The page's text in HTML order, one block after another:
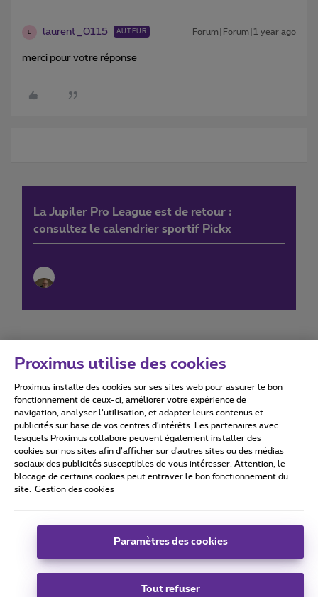
laurent_0115 AUTEUR Forum|Forum|1 year ago
merci pour votre réponse
La Jupiler Pro League est de retour :
consultez le calendrier sportif Pickx
Conditions d'utilisation Accessibility statement
Tous droits réservés. © 2026 Proximus
Conditions générales, info consommateur
Coordonnées de l’entreprise
Boulevard du Roi Albert II 27 - B-1030 Bruxelles.
Proximus utilise des cookies
Proximus installe des cookies sur ses sites web pour assurer le bon
fonctionnement de ceux-ci, améliorer votre expérience de
navigation, analyser l’utilisation, et adapter leurs contenus et
publicités sur base de vos centres d’intérêts. Les partenaires avec
lesquels Proximus collabore peuvent également installer des
cookies sur nos sites afin d’afficher sur d'autres sites ou des médias
sociaux des publicités susceptibles de vous intéresser. Attention, le
blocage de certains cookies peut entraver le bon fonctionnement du
site.
Gestion des cookies
Paramètres des cookies
Tout refuser